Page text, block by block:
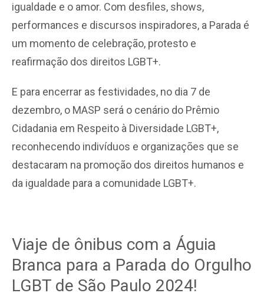
igualdade e o amor. Com desfiles, shows,
performances e discursos inspiradores, a Parada é
um momento de celebração, protesto e
reafirmação dos direitos LGBT+.
E para encerrar as festividades, no dia 7 de
dezembro, o MASP será o cenário do Prêmio
Cidadania em Respeito à Diversidade LGBT+,
reconhecendo indivíduos e organizações que se
destacaram na promoção dos direitos humanos e
da igualdade para a comunidade LGBT+.
Viaje de ônibus com a Águia
Branca para a Parada do Orgulho
LGBT de São Paulo 2024!